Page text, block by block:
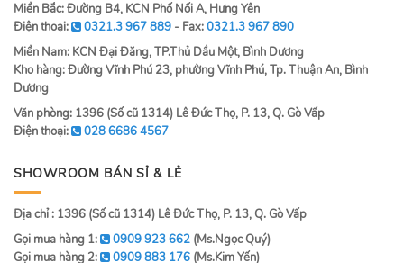
Miền Bắc: Đường B4, KCN Phố Nối A, Hưng Yên
Điện thoại:
0321.3 967 889 - Fax:0321.3 967 890
Miền Nam: KCN Đại Đăng, TP.Thủ Dầu Một, Bình Dương
Kho hàng: Đường Vĩnh Phú 23, phường Vĩnh Phú, Tp. Thuận An, Bình
Dương
Văn phòng: 1396 (Số cũ 1314) Lê Đức Thọ, P. 13, Q. Gò Vấp
Điện thoại:
028 6686 4567
SHOWROOM BÁN SỈ & LẺ
Địa chỉ : 1396 (Số cũ 1314) Lê Đức Thọ, P. 13, Q. Gò Vấp
Gọi mua hàng 1:
0909 923 662 (Ms.Ngọc Quý)
Gọi mua hàng 2:
0909 883 176 (Ms.Kim Yến)